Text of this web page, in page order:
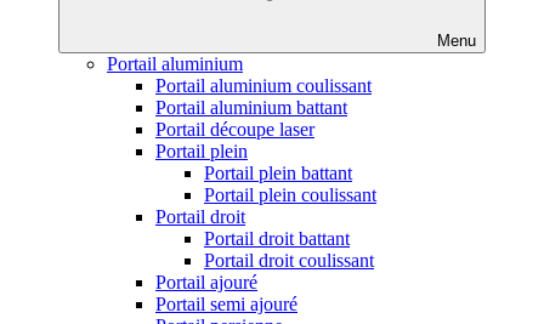
Menu
Portail aluminium
Portail aluminium coulissant
Portail aluminium battant
Portail découpe laser
Portail plein
Portail plein battant
Portail plein coulissant
Portail droit
Portail droit battant
Portail droit coulissant
Portail ajouré
Portail semi ajouré